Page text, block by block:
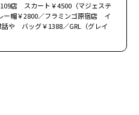
店 スカート￥4500（マジェステ
帽￥2800／フラミンゴ原宿店 イ
や バッグ￥1388／GRL（グレイ